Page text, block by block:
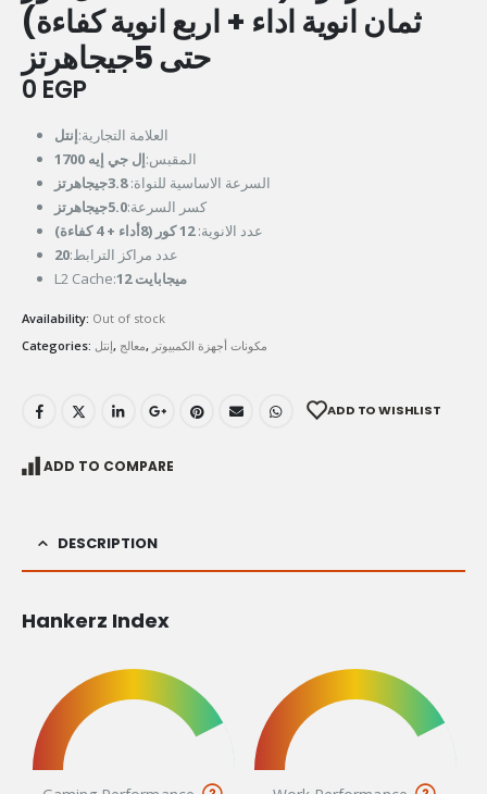
ثمان انوية اداء + اربع انوية كفاءة)
حتى 5جيجاهرتز
0 EGP
العلامة التجارية:إنتل
المقبس:إل جي إيه 1700
السرعة الاساسية للنواة:3.8جيجاهرتز
كسر السرعة:5.0جيجاهرتز
عدد الانوية:12 كور (8أداء + 4 كفاءة)
عدد مراكز الترابط:20
L2 Cache:
12 ميجابايت
Availability: Out of stock
Categories: إنتل, معالج, مكونات أجهزة الكمبيوتر
ADD TO WISHLIST
ADD TO COMPARE
DESCRIPTION
Hankerz Index